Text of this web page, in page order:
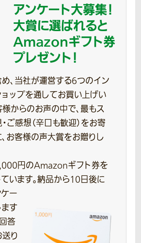
アンケート大募集！
大賞に選ばれると
Amazonギフト券
プレゼント！
、当社が運営する6つのイン
ップを通してお買い上げい
からのお声の中で、最もス
ご感想（辛口も歓迎）をお寄
お客様の声大賞をお贈りし
円のAmazonギフト券を
います。納品から10日後に
ー
す
答
り